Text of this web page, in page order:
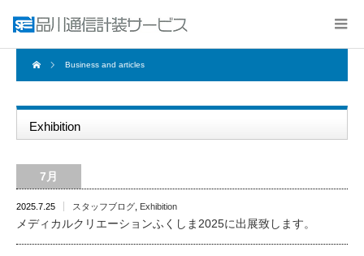
Business and articles
Exhibition
7月
2025.7.25 スタッフブログ Exhibition
メディカルクリエーションふくしま2025に出展致します。